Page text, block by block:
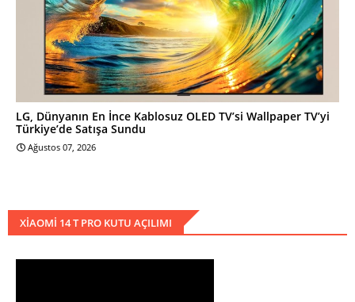
LG, Dünyanın En İnce Kablosuz OLED TV’si Wallpaper TV’yi
Türkiye’de Satışa Sundu
Ağustos 07, 2026
XIAOMI 14 T PRO KUTU AÇILIMI